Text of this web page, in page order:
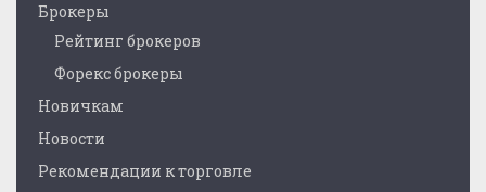
Брокеры
Рейтинг брокеров
Форекс брокеры
Новичкам
Новости
Рекомендации к торговле